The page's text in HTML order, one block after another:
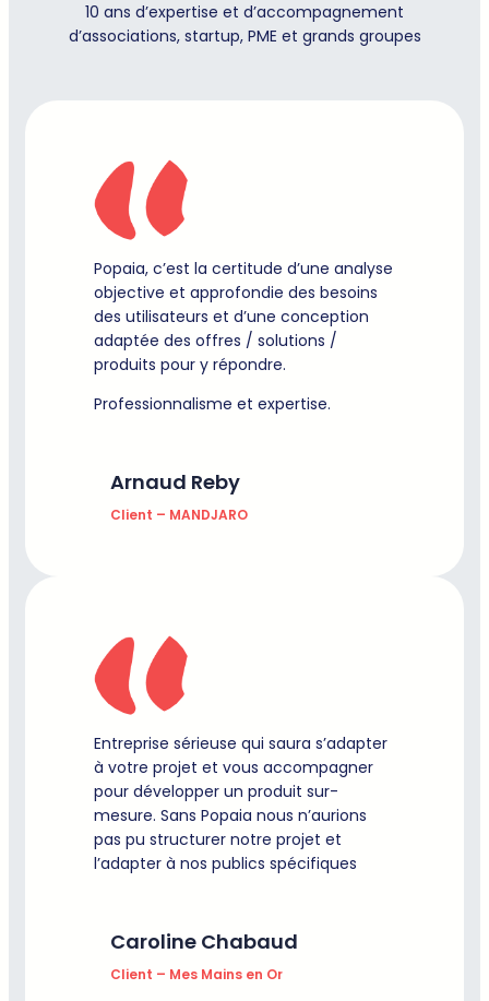
10 ans d’expertise et d’accompagnement
d’associations, startup, PME et grands groupes
Popaia, c’est la certitude d’une analyse
objective et approfondie des besoins
des utilisateurs et d’une conception
adaptée des offres / solutions /
produits pour y répondre.
Professionnalisme et expertise.
Arnaud Reby
Client – MANDJARO
Entreprise sérieuse qui saura s’adapter
à votre projet et vous accompagner
pour développer un produit sur-
mesure. Sans Popaia nous n’aurions
pas pu structurer notre projet et
l’adapter à nos publics spécifiques
Caroline Chabaud
Client – Mes Mains en Or